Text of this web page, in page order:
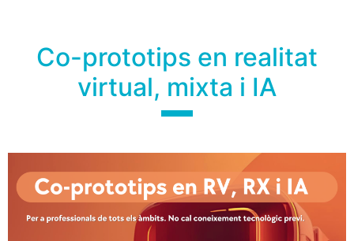
Co-prototips en realitat
virtual, mixta i IA